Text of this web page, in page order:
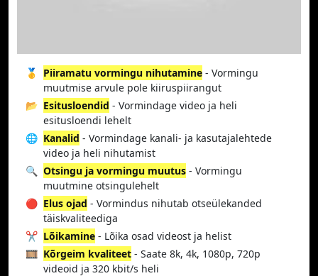
🥇 Piiramatu vormingu nihutamine - Vormingu
muutmise arvule pole kiiruspiirangut
📂 Esitusloendid - Vormindage video ja heli
esitusloendi lehelt
🌐 Kanalid - Vormindage kanali- ja kasutajalehtede
video ja heli nihutamist
🔍 Otsingu ja vormingu muutus - Vormingu
muutmine otsingulehelt
🔴 Elus ojad - Vormindus nihutab otseülekanded
täiskvaliteediga
✂️ Lõikamine - Lõika osad videost ja helist
🎞️ Kõrgeim kvaliteet - Saate 8k, 4k, 1080p, 720p
videoid ja 320 kbit/s heli